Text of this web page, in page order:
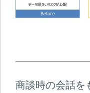
商談時の会話を